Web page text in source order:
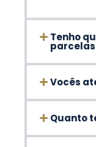
Tenho
Vocês
Quanto